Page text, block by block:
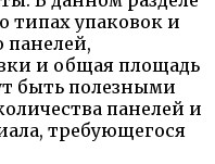
типах упаковок и
панелей,
и общая площадь
быть полезными
панелей и
требующегося